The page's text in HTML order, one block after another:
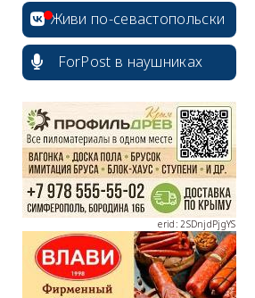
Живи по-севастопольски
ForPost в наушниках
erid: 2SDnjdPjgYS